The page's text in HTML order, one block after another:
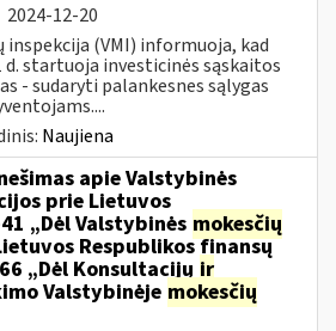
2024-12-20
inspekcija (VMI) informuoja, kad
d. startuoja investicinės sąskaitos
- sudaryti palankesnes sąlygas
Naujiena
apie Valstybinės
prie Lietuvos
„Dėl Valstybinės mokesčių
Respublikos finansų
„Dėl Konsultacijų ir
Valstybinėje mokesčių